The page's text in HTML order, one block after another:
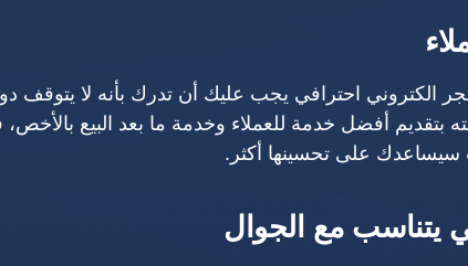
احترافي يجب عليك أن تدرك بأنه لا يتوقف دور
بتقديم أفضل خدمة للعملاء وخدمة ما بعد البيع بالأخص،
سيساعدك على تحسينها أكثر.